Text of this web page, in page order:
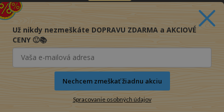
Už nikdy nezmeškáte DOPRAVU ZDARMA a AKCIOVÉ
CENY 🙂📚
Nechcem zmeškať žiadnu akciu
Spracovanie osobných údajov